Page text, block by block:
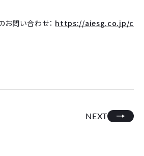
お問い合わせ： https://aiesg.co.jp/c
NEXT